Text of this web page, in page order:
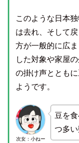
このような日本
は去れ、そして
方が一般的に広
した対象や家屋
の掛け声ととも
ようです。
次女：小ねー
豆を
つ多い